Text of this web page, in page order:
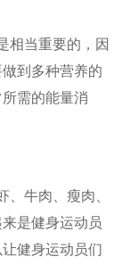
相当重要的，因
到多种营养的
需的能量消
牛肉、瘦肉、
是健身运动员
健身运动员们